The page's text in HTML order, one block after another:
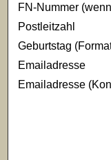
FN-Nummer
Postleitzahl
Geburtstag
Emailadresse
Emailadresse